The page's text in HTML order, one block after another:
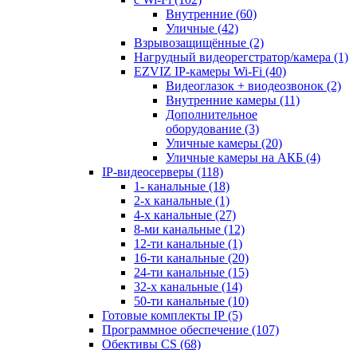
Внутренние (60)
Уличные (42)
Взрывозащищённые (2)
Нагрудный видеорегстратор/камера (1)
EZVIZ IP-камеры Wi-Fi (40)
Видеоглазок + виодеозвонок (2)
Внутренние камеры (11)
Дополнительное
оборудование (3)
Уличные камеры (20)
Уличные камеры на АКБ (4)
IP-видеосерверы (118)
1- канальные (18)
2-х канальные (1)
4-х канальные (27)
8-ми канальные (12)
12-ти канальные (1)
16-ти канальные (20)
24-ти канальные (15)
32-х канальные (14)
50-ти канальные (10)
Готовые комплекты IP (5)
Программное обеспечение (107)
Обективы CS (68)